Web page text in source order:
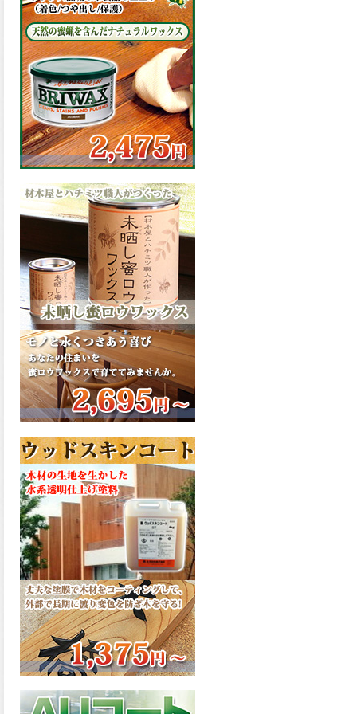
の表面効果により優れた低汚
染性を発揮、エスケープレミ
アム無機ルーフが新しく販売
開始致しました。ご購入はこ
ちらから。
2026.03.09
ハケ塗りでの伸びが良く作業
性と仕上がりに優れた合成樹
脂調合ペイント、SDホルスF4
が新しく販売開始致しまし
た。ご購入はこちらから。
2026.03.06
ファインウレタンの使いやす
さで、低汚染形。塗料用シン
ナーで希釈できる、使いやす
さを追求したウレタン樹脂エ
ナメル、低汚染形ファインウ
レタンU100が新しく販売開始
致しました。ご購入はこちら
から。
2026.03.05
ファインウレタンの使いやす
さで、弾性形。塗料用シンナ
ーで希釈できる、使いやすさ
を追求したウレタン樹脂エナ
メル、弾性ファインウレタン
した。ご購入はこちらから。
2026.03.04
長年ご愛顧いただいている
「ラッカー塗料」に抗ウイル
ス機能を追加しバージョンア
ップ、UAV-78700 クリヤーラ
ッカー・ハイフラットが新し
く販売開始致しました。ご購
入はこちらから。
2026.03.03
木の素材感はそのまま活か
し、汚れや日焼け・黄ばみを
防ぐことができる、白木肌2が
新しく販売開始致しました。
2026.03.03